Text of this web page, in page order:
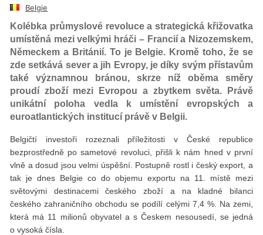
Belgie
Kolébka průmyslové revoluce a strategická křižovatka
umístěná mezi velkými hráči – Francií a Nizozemskem,
Německem a Británií. To je Belgie. Kromě toho, že se
zde setkává sever a jih Evropy, je díky svým přístavům
také významnou bránou, skrze níž oběma směry
proudí zboží mezi Evropou a zbytkem světa. Právě
unikátní poloha vedla k umístění evropských a
euroatlantických institucí právě v Belgii.
Belgičtí investoři rozeznali příležitosti v České republice
bezprostředně po sametové revoluci, přišli k nám hned v první
vlně a dosud jsou velmi úspěšní. Postupně rostl i český export, a
tak je dnes Belgie co do objemu exportu na 11. místě mezi
světovými destinacemi českého zboží a na kladné bilanci
českého zahraničního obchodu se podílí celými 7,4 %. Na zemi,
která má 11 milionů obyvatel a s Českem nesousedí, se jedná
o vysoká čísla.